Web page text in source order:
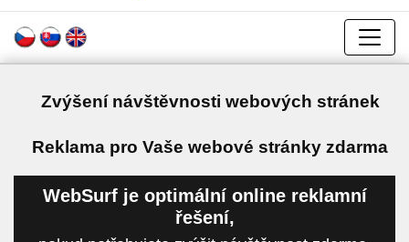
Zvýšení návštěvnosti webových stránek
Reklama pro Vaše webové stránky zdarma
WebSurf je optimální online reklamní
řešení,